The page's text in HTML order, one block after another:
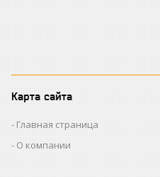
Карта сайта
Главная страница
О компании